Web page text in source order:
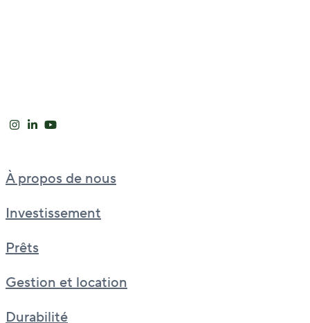
À propos de nous
Investissement
Prêts
Gestion et location
Durabilité